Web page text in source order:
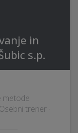
in
s.p.
metode
trener ·